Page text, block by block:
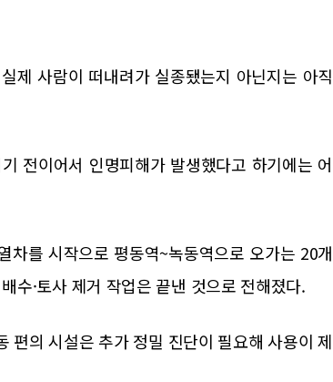
제 사람이 떠내려가 실종됐는지 아닌지는 아직
전이어서 인명피해가 발생했다고 하기에는 어
를 시작으로 평동역~녹동역으로 오가는 20개
수·토사 제거 작업은 끝낸 것으로 전해졌다.
편의 시설은 추가 정밀 진단이 필요해 사용이 제